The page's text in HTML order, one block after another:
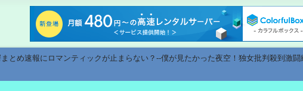
とめ速報にロマンティックが止まらない？--僕が見たかった夜空！独女批判殺到激